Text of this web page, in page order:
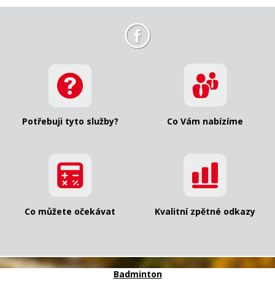
Potřebuji tyto služby? Co Vám nabízíme
Co můžete očekávat Kvalitní zpětné odkazy
Badminton